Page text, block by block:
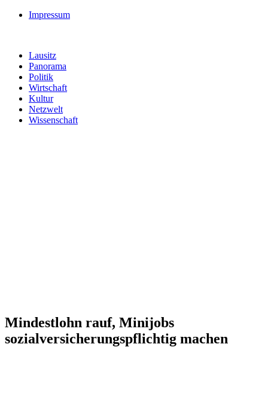
Impressum
Lausitz
Panorama
Politik
Wirtschaft
Kultur
Netzwelt
Wissenschaft
Mindestlohn rauf, Minijobs
sozialversicherungspflichtig machen